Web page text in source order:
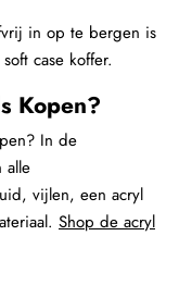
in op te bergen is
case koffer.
Kopen?
In de
alle
vijlen, een acryl
Shop de acryl